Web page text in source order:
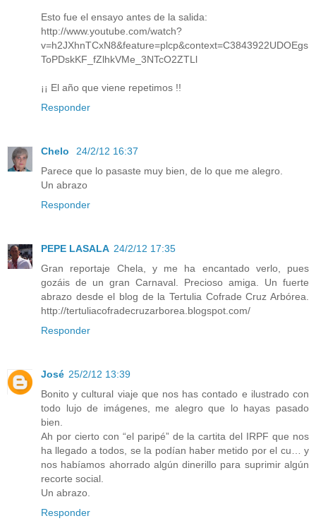
Esto fue el ensayo antes de la salida:
http://www.youtube.com/watch?
v=h2JXhnTCxN8&feature=plcp&context=C3843922UDOEgs
ToPDskKF_fZlhkVMe_3NTcO2ZTLl
¡¡ El año que viene repetimos !!
Responder
Chelo
24/2/12 16:37
Parece que lo pasaste muy bien, de lo que me alegro.
Un abrazo
Responder
PEPE LASALA 24/2/12 17:35
Gran reportaje Chela, y me ha encantado verlo, pues
gozáis de un gran Carnaval. Precioso amiga. Un fuerte
abrazo desde el blog de la Tertulia Cofrade Cruz Arbórea.
http://tertuliacofradecruzarborea.blogspot.com/
Responder
José 25/2/12 13:39
Bonito y cultural viaje que nos has contado e ilustrado con
todo lujo de imágenes, me alegro que lo hayas pasado
bien.
Ah por cierto con “el paripé” de la cartita del IRPF que nos
ha llegado a todos, se la podían haber metido por el cu… y
nos habíamos ahorrado algún dinerillo para suprimir algún
recorte social.
Un abrazo.
Responder